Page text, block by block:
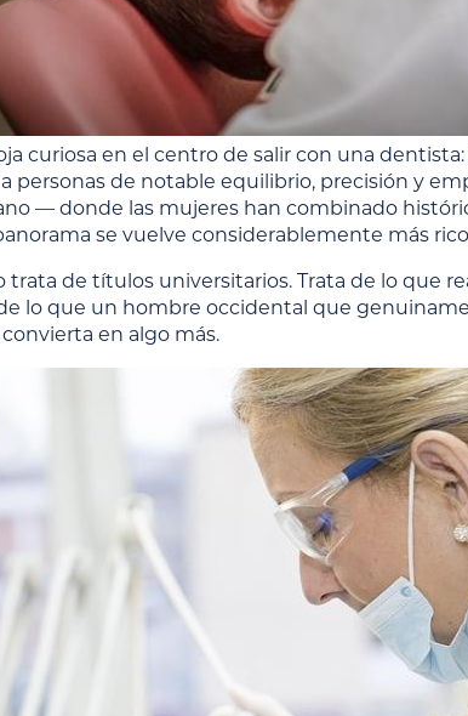
curiosa en el centro de salir con una
personas de notable equilibrio, precisión y
— donde las mujeres han combinado
se vuelve considerablemente más
trata de títulos universitarios. Trata de lo que
lo que un hombre occidental que
en algo más.